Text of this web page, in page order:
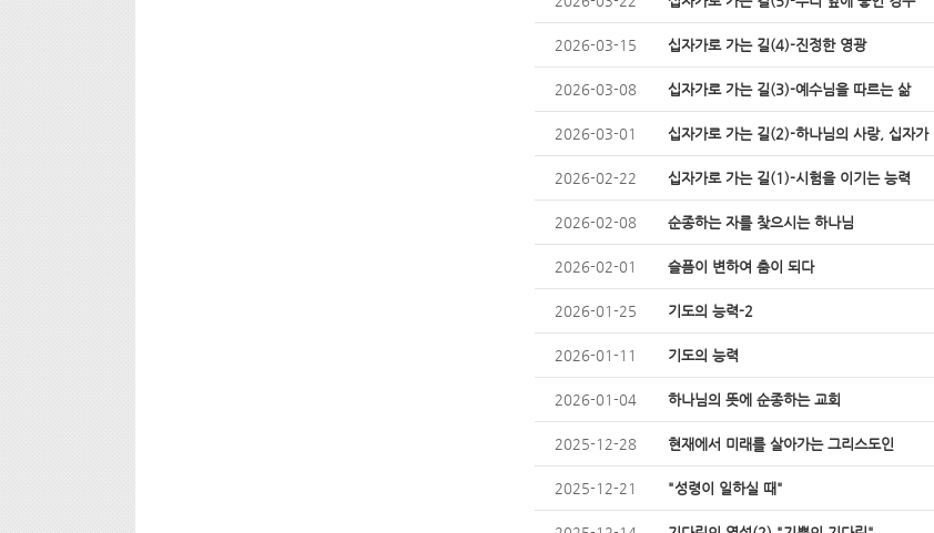
2026-03-15 십자가로 가는 길(4)-진정한 영광
2026-03-08 십자가로 가는 길(3)-예수님을 따르는 삶
2026-03-01 십자가로 가는 길(2)-하나님의 사랑, 십자가
2026-02-22 십자가로 가는 길(1)-시험을 이기는 능력
2026-02-08 순종하는 자를 찾으시는 하나님
2026-02-01 슬픔이 변하여 춤이 되다
2026-01-25 기도의 능력-2
2026-01-11 기도의 능력
2026-01-04 하나님의 뜻에 순종하는 교회
2025-12-28 현재에서 미래를 살아가는 그리스도인
2025-12-21 "성령이 일하실 때"